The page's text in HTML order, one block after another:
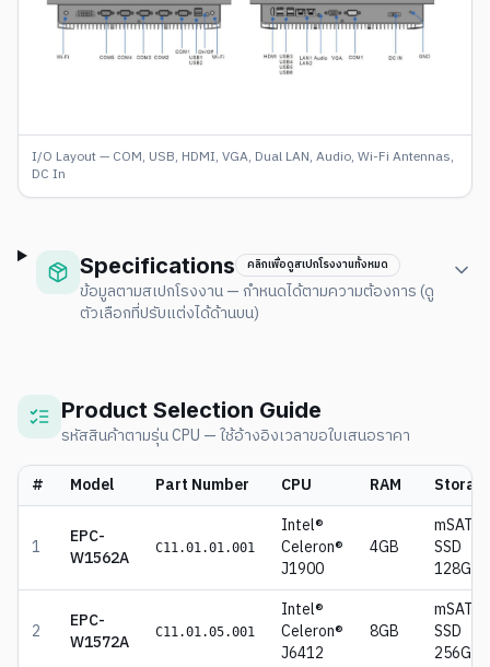
I/O Layout — COM, USB, HDMI, VGA, Dual LAN, Audio, Wi-Fi Antennas,
DC In
Specifications คลิกเพื่อดูสเปกโรงงานทั้งหมด
ข้อมูลตามสเปกโรงงาน — กำหนดได้ตามความต้องการ (ดู
ตัวเลือกที่ปรับแต่งได้ด้านบน)
Product Selection Guide
รหัสสินค้าตามรุ่น CPU — ใช้อ้างอิงเวลาขอใบเสนอราคา
#
Model Part Number CPU RAM
1
EPC-
W1562A
C11.01.01.001
Intel®
Celeron®
J1900
4GB
mSATA
SSD
128GB
2
EPC-
W1572A
C11.01.05.001
Intel®
Celeron®
J6412
8GB
mSATA
SSD
256GB